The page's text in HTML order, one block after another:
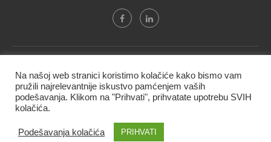
BIF PRESS doo" i ne smeju se presnositi niti koristiti, delimično
ni u celosti, bez izričite dozvole kompanije.
Na našoj web stranici koristimo kolačiće kako bismo vam
pružili najrelevantnije iskustvo pamćenjem vaših
podešavanja. Klikom na "Prihvati", prihvatate upotrebu SVIH
kolačića.
Podešavanja kolačića PRIHVATI